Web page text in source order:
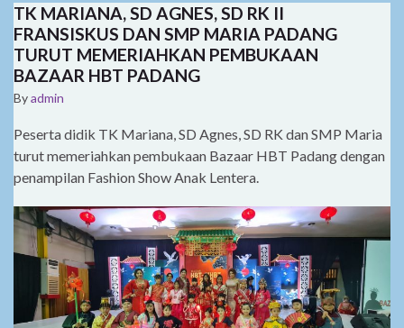
TK MARIANA, SD AGNES, SD RK II
FRANSISKUS DAN SMP MARIA PADANG
TURUT MEMERIAHKAN PEMBUKAAN
BAZAAR HBT PADANG
Byadmin
Peserta didik TK Mariana, SD Agnes, SD RK dan SMP Maria
turut memeriahkan pembukaan Bazaar HBT Padang dengan
penampilan Fashion Show Anak Lentera.